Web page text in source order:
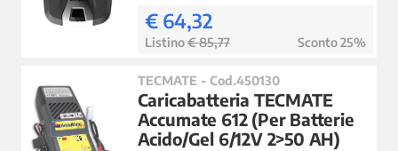
€ 64,32
Listino€ 85,77 Sconto 25%
TECMATE - Cod.450130
Caricabatteria TECMATE
Accumate 612 (Per Batterie
Acido/Gel 6/12V 2>50 AH)